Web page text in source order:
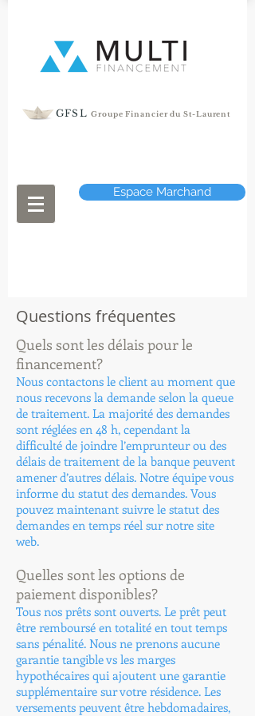
GFSL Groupe Financier du St-Laurent
Espace Marchand
Questions fréquentes
Quels sont les délais pour le
financement?
Nous contactons le client au moment que
nous recevons la demande selon la queue
de traitement. La majorité des demandes
sont réglées en 48 h, cependant la
difficulté de joindre l’emprunteur ou des
délais de traitement de la banque peuvent
amener d’autres délais. Notre équipe vous
informe du statut des demandes. Vous
pouvez maintenant suivre le statut des
demandes en temps réel sur notre site
web.
Quelles sont les options de
paiement disponibles?
Tous nos prêts sont ouverts. Le prêt peut
être remboursé en totalité en tout temps
sans pénalité. Nous ne prenons aucune
garantie tangible vs les marges
hypothécaires qui ajoutent une garantie
supplémentaire sur votre résidence. Les
versements peuvent être hebdomadaires,